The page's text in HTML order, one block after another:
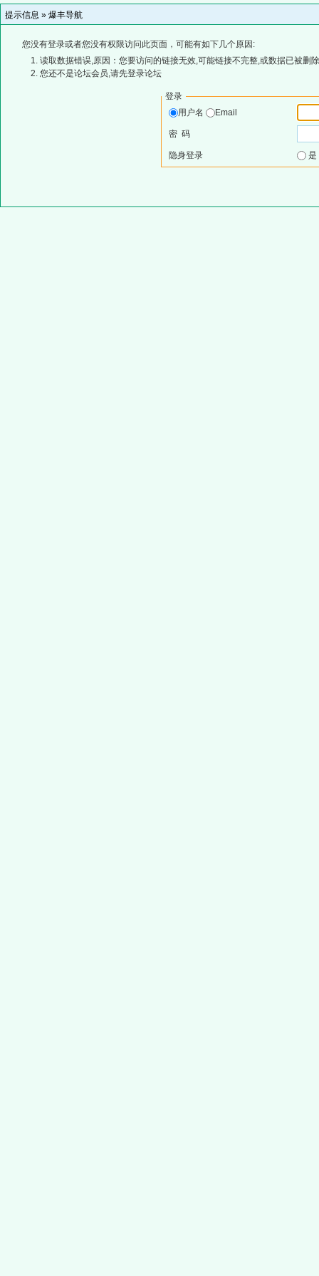
提示信息 » 爆丰导航
您没有登录或者您没有权限访问此页面，可能有如下几个原因:
读取数据错误,原因：您要访问的链接无效,可能链接不完整,或数据已被删
您还不是论坛会员,请先登录论坛
登录
用户名
Email
密 码
隐身登录